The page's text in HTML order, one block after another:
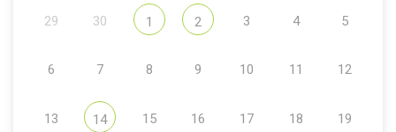
29 30 1 2 3 4 5
6 7 8 9 10 11 12
13 14 15 16 17 18 19